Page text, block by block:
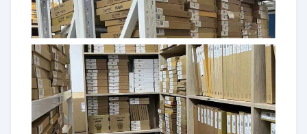
ADUCM361BCPZ128
ÉCLAIR 48LFCSP D'IC MCU
32BIT 128KB